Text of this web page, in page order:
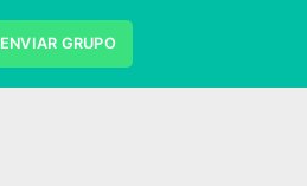
ENVIAR GRUPO